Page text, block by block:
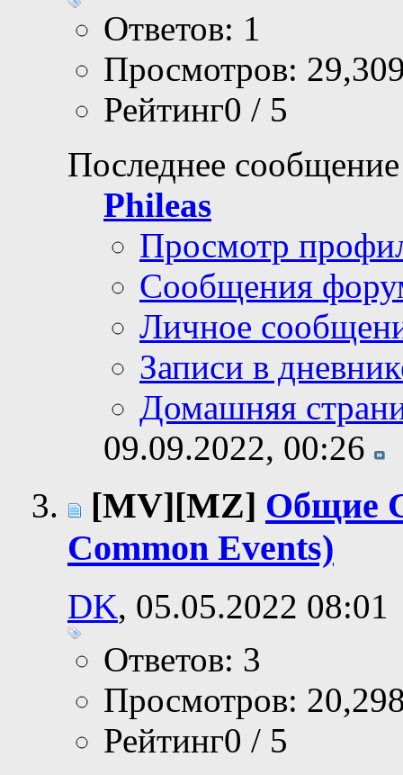
Ответов: 1
Просмотров:
Рейтинг0 / 5
Последнее
Phileas
Просмотр
Сообщения
Личное
Записи в
Домашняя
09.09.2022, 00:26
[MV][MZ] Общие
Common Events)
DK, 05.05.2022 08:01
Ответов: 3
Просмотров:
Рейтинг0 / 5